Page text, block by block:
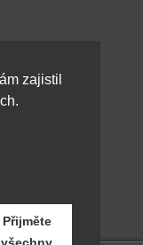
zajistil
Přijměte